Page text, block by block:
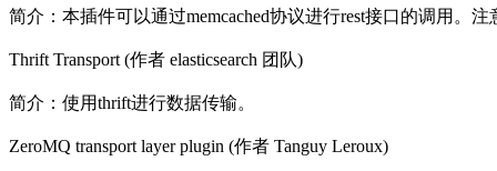
简介：本插件可以通过memcached协议进行rest接口的调用。
Thrift Transport (作者 elasticsearch 团队)
简介：使用thrift进行数据传输。
ZeroMQ transport layer plugin (作者 Tanguy Leroux)